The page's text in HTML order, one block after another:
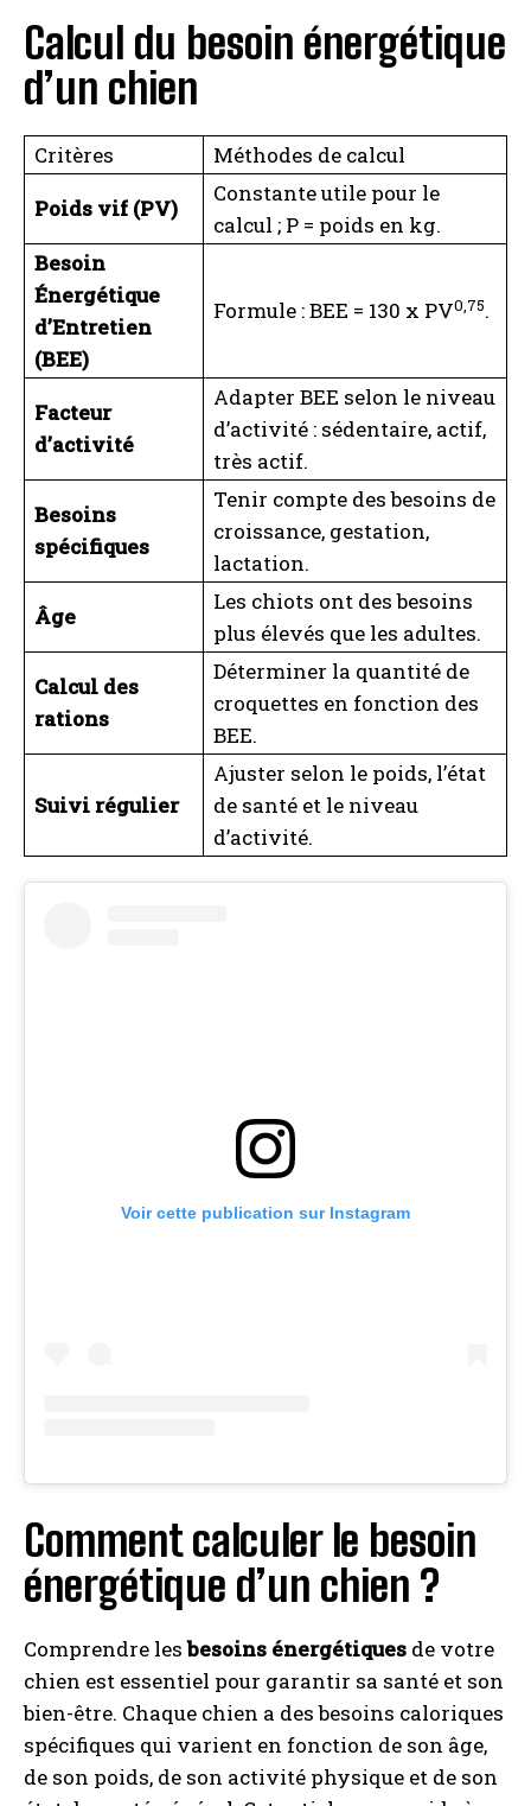
A LIRE : Comment choisir un bac à litiere pour chat ?
Calcul du besoin énergétique
d’un chien
Critères
Méthodes de calcul
Poids vif (PV)
Constante utile pour le
calcul ; P = poids en kg.
Besoin
Énergétique
d’Entretien
(BEE)
Formule : BEE = 130 x PV0,75.
Facteur
d’activité
Adapter BEE selon le niveau
d’activité : sédentaire, actif,
très actif.
Besoins
spécifiques
Tenir compte des besoins de
croissance, gestation,
lactation.
Âge
Les chiots ont des besoins
plus élevés que les adultes.
Calcul des
rations
Déterminer la quantité de
croquettes en fonction des
BEE.
Suivi régulier
Ajuster selon le poids, l’état
de santé et le niveau
d’activité.
Voir cette publication sur Instagram
Comment calculer le besoin
énergétique d’un chien ?
Comprendre lesbesoins énergétiques de votre
chien est essentiel pour garantir sa santé et son
bien-être. Chaque chien a des besoins caloriques
spécifiques qui varient en fonction de son âge,
de son poids, de son activité physique et de son